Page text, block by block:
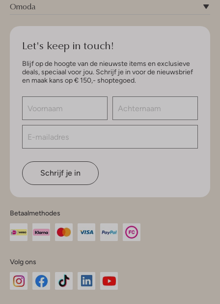
Omoda
Let's keep in touch!
Blijf op de hoogte van de nieuwste items en exclusieve
deals, speciaal voor jou. Schrijf je in voor de nieuwsbrief
en maak kans op € 150,- shoptegoed.
Schrijf je in
Betaalmethodes
Volg ons